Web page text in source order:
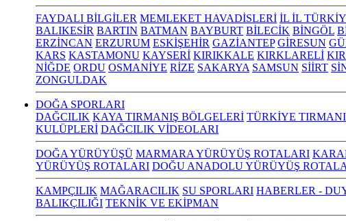
FAYDALI BİLGİLER MEMLEKET HAVADİSLERİ İL İL
BALIKESİR BARTIN BATMAN BAYBURT BİLECİK BİNGÖL
ERZİNCAN ERZURUM ESKİŞEHİR GAZİANTEP GİRESUN
KARS KASTAMONU KAYSERİ KIRIKKALE KIRKLARELİ
NİĞDE ORDU OSMANİYE RİZE SAKARYA SAMSUN SİİRT
ZONGULDAK
DOĞA SPORLARI
DAĞCILIK KAYA TIRMANIŞ BÖLGELERİ TÜRKİYE
KULÜPLERİ DAĞCILIK VİDEOLARI
DOĞA YÜRÜYÜŞÜ MARMARA YÜRÜYÜŞ ROTALARI
YÜRÜYÜŞ ROTALARI DOĞU ANADOLU YÜRÜYÜŞ
KAMPÇILIK MAĞARACILIK SU SPORLARI HABERLER -
BALIKÇILIĞI TEKNİK VE EKİPMAN